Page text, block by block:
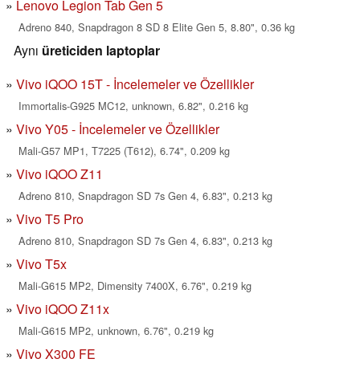
Lenovo Legion Tab Gen 5
Adreno 840, Snapdragon 8 SD 8 Elite Gen 5, 8.80", 0.36 kg
Aynı üreticiden laptoplar
Vivo iQOO 15T - İncelemeler ve Özellikler
Immortalis-G925 MC12, unknown, 6.82", 0.216 kg
Vivo Y05 - İncelemeler ve Özellikler
Mali-G57 MP1, T7225 (T612), 6.74", 0.209 kg
Vivo iQOO Z11
Adreno 810, Snapdragon SD 7s Gen 4, 6.83", 0.213 kg
Vivo T5 Pro
Adreno 810, Snapdragon SD 7s Gen 4, 6.83", 0.213 kg
Vivo T5x
Mali-G615 MP2, Dimensity 7400X, 6.76", 0.219 kg
Vivo iQOO Z11x
Mali-G615 MP2, unknown, 6.76", 0.219 kg
Vivo X300 FE